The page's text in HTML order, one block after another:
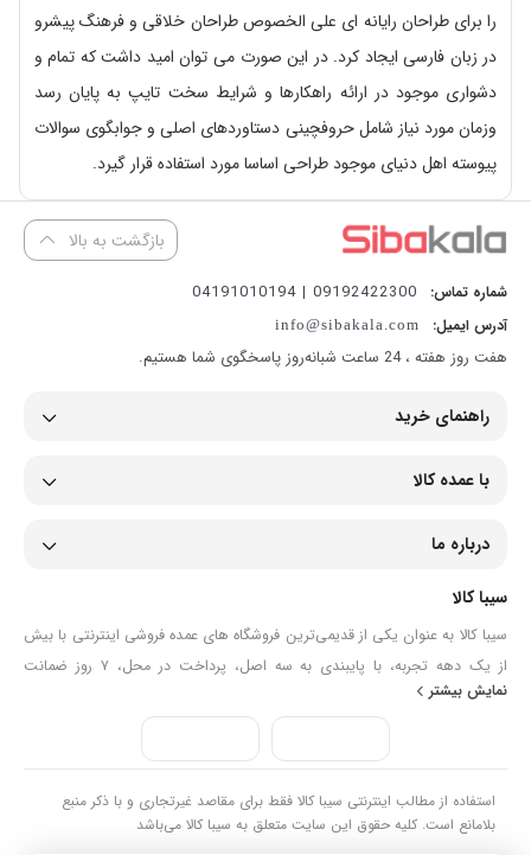
را برای طراحان رایانه ای علی الخصوص طراحان خلاقی و فرهنگ پیشرو
در زبان فارسی ایجاد کرد. در این صورت می توان امید داشت که تمام و
دشواری موجود در ارائه راهکارها و شرایط سخت تایپ به پایان رسد
وزمان مورد نیاز شامل حروفچینی دستاوردهای اصلی و جوابگوی سوالات
پیوسته اهل دنیای موجود طراحی اساسا مورد استفاده قرار گیرد.
بازگشت به بالا
شماره تماس: 09192422300 | 04191010194
آدرس ایمیل: info@sibakala.com
هفت روز هفته ، 24 ساعت شبانه‌روز پاسخگوی شما هستیم.
راهنمای خرید
با عمده کالا
درباره ما
سیبا کالا
سیبا کالا به عنوان یکی از قدیمی‌ترین فروشگاه های عمده فروشی اینترنتی با بیش
از یک دهه تجربه، با پایبندی به سه اصل، پرداخت در محل، ۷ روز ضمانت
بازگشت کالا و تضمین اصل‌بودن کالا موفق شده تا همگام با فروشگاه‌های معتبر
جهان، به بزرگ‌ترین فروشگاه اینترنتی ایران تبدیل شود. به محض ورود به سایت
سیبا کالا با دنیایی از کالا رو به رو می‌شوید! هر آنچه که نیاز دارید و به ذهن شما
خطور می‌کند در اینجا پیدا خواهید کرد.
نمایش بیشتر
استفاده از مطالب اینترنتی سیبا کالا فقط برای مقاصد غیرتجاری و با ذکر منبع
بلامانع است. کلیه حقوق این سایت متعلق به سیبا کالا می‌باشد